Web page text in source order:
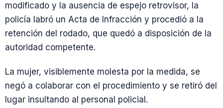
modificado y la ausencia de espejo retrovisor, la
policía labró un Acta de Infracción y procedió a la
retención del rodado, que quedó a disposición de la
autoridad competente.
La mujer, visiblemente molesta por la medida, se
negó a colaborar con el procedimiento y se retiró del
lugar insultando al personal policial.